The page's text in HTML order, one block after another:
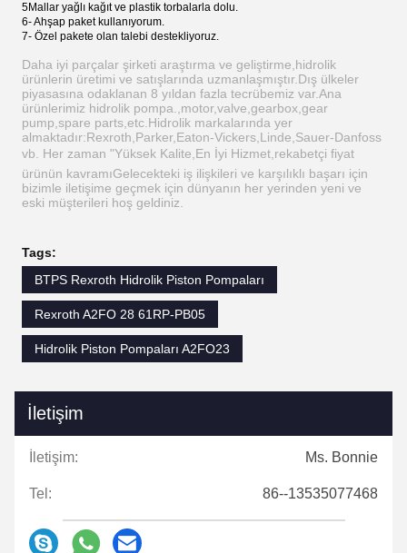
5Mallar yağlı kağıt ve plastik torbalarla dolu.
6- Ahşap paket kullanıyorum.
7- Özel pakete olan talebi destekliyoruz.
Daha iyi parçalar şirketi araştırma ve geliştirme,hidrolik
ürünlerin üretimi ve satışlarında uzmanlaşmıştır.Dış ülkeler
piyasasına odaklanan 8 yıldan fazla tecrübemiz var.Ana
ürünlerimiz hidrolik pompa.,motor,valve,gearbox,gear
pump,spare parts,etc.Hidrolik markalarında yer
almaktadır:Rexroth,Parker,Eaton-Vickers,Linde,Sauer-Danfoss
vb. Her zaman "Yüksek Kalite,En İyi Hizmet,rekabetçi fiyat 
ürünün kavramıGelecekteki iş ilişkileri ve karşılıklı başarı için
bizimle iletişime geçmek için dünyanın her yerinden yeni ve
eski müşterileri hoş geldiniz.
Tags:
BTPS Rexroth Hidrolik Piston Pompaları
Rexroth A2FO 28 61RP-PB05
Hidrolik Piston Pompaları A2FO23
İletişim
İletişim: Ms. Bonnie
Tel: 86--13535077468